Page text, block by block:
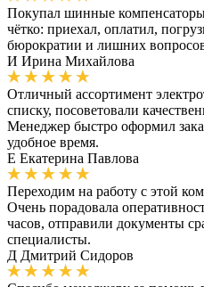
Покупал шинные
чётко: приехал, оплатил,
бюрократии и лишних
И Ирина Михайлова
Отличный ассортимент
списку, посоветовали
Менеджер быстро оформил
удобное время.
Е Екатерина Павлова
Переходим на работу с этой
Очень порадовала
часов, отправили документы
специалисты.
Д Дмитрий Сидоров